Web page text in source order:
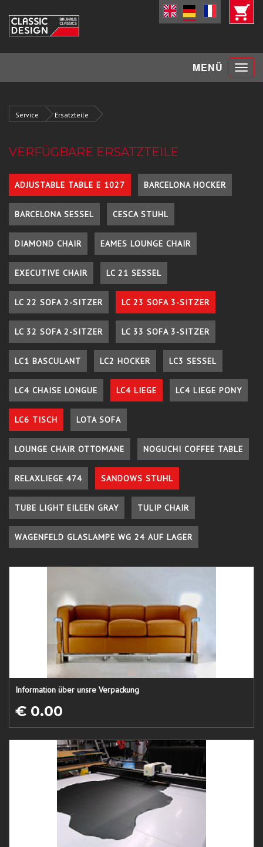
MENÜ Toggle
Service Ersatzteile
VERFÜGBARE ERSATZTEILE
ADJUSTABLE TABLE E 1027 BARCELONA HOCKER
BARCELONA SESSEL CESCA STUHL
DIAMOND CHAIR EAMES LOUNGE CHAIR
EXECUTIVE CHAIR LC 21 SESSEL
LC 22 SOFA 2-SITZER LC 23 SOFA 3-SITZER
LC 32 SOFA 2-SITZER LC 33 SOFA 3-SITZER
LC1 BASCULANT LC2 HOCKER LC3 SESSEL
LC4 CHAISE LONGUE LC4 LIEGE LC4 LIEGE PONY
LC6 TISCH LOTA SOFA
LOUNGE CHAIR OTTOMANE NOGUCHI COFFEE TABLE
RELAXLIEGE 474 SANDOWS STUHL
TUBE LIGHT EILEEN GRAY TULIP CHAIR
WAGENFELD GLASLAMPE WG 24 AUF LAGER
Information über unsre Verpackung
€ 0.00